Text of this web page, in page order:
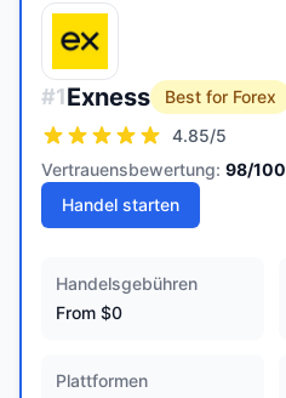
#1Exness
Best for Forex
4.85/5
Vertrauensbewertung: 98/100
Handel starten
Handelsgebühren
From $0
Plattformen